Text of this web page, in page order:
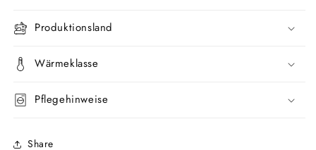
Produktionsland
Wärmeklasse
Pflegehinweise
Share